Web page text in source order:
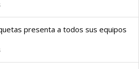
presenta a todos sus equipos